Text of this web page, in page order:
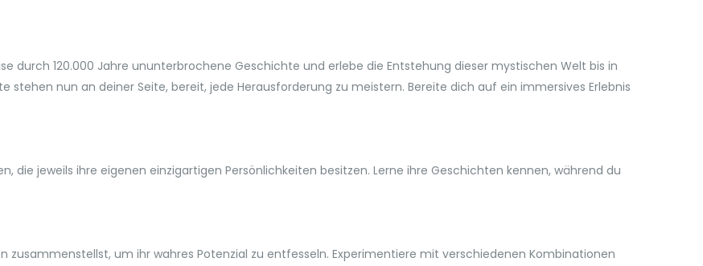
durch 120.000 Jahre ununterbrochene Geschichte und erlebe die Entstehung dieser mystischen Welt bis in
stehen nun an deiner Seite, bereit, jede Herausforderung zu meistern. Bereite dich auf ein immersives Erlebnis
die jeweils ihre eigenen einzigartigen Persönlichkeiten besitzen. Lerne ihre Geschichten kennen, während du
zusammenstellst, um ihr wahres Potenzial zu entfesseln. Experimentiere mit verschiedenen Kombinationen